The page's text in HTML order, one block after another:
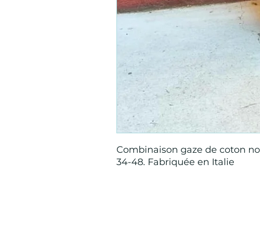
Combinaison gaze de coton
34-48. Fabriquée en Italie